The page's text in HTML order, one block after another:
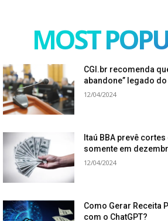
MOST
CGI.br recomenda
abandone” legado
12/04/2024
Itaú BBA prevê
somente em
12/04/2024
Como Gerar Receita
com o ChatGPT?